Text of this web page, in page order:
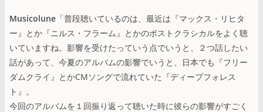
Musicolune 「普段聴いているのは、最近は『マックス・リヒタ
ー』とか『ニルス・フラーム』とかのポストクラシカルをよく聴
いていますね。影響を受けたっていう点でいうと、２つ話したい
話があって、今夏のアルバムの影響でいうと、日本でも『フリー
ダムクライ』とかCMソングで流れていた『ディープフォレス
ト』。
今回のアルバムを１回振り返って聴いた時に彼らの影響がすごく